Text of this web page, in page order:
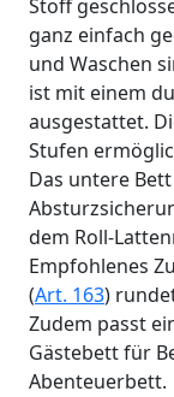
Stoff
ganz einfach
und Waschen
ist mit einem
ausgestattet.
Stufen
Das untere
dem Roll-
Empfohlenes
(Art. 163)
Zudem passt
Gästebett für
Abenteuerbett.